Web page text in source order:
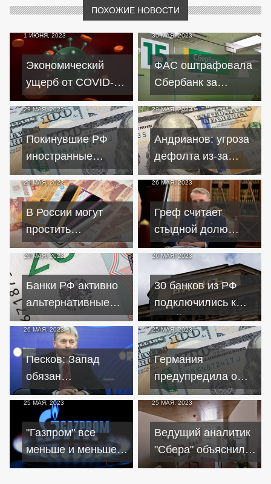
ПОХОЖИЕ НОВОСТИ
1 ИЮНЯ, 2023
Экономический
ущерб от COVID-19
в 2022 году
составил 1,6 трлн
рублей
30 МАЯ, 2023
ФАС оштрафовала
Сбербанк за
нарушение
рекламного
законодательства
29 МАЯ, 2023
Покинувшие РФ
иностранные
компании вывели
36 миллиардов
долларов
29 МАЯ, 2023
Андрианов: угроза
дефолта из-за
госдолга в США
перенесена на
будущее
29 МАЯ, 2023
В России могут
простить
гражданам РФ 2
триллиона долгов
по кредитам
26 МАЯ, 2023
Греф считает
стыдной долю
небольшого
бизнеса в ВВП
России в 20%
26 МАЯ, 2023
Банки РФ активно
альтернативные
источники прибыли
в смежных
областях
26 МАЯ, 2023
30 банков из РФ
подключились к
китайскому аналогу
SWIFT
26 МАЯ, 2023
Песков: Запад
обязан
разблокировать
российские активы
безо всяких
условий
25 МАЯ, 2023
Германия
предупредила о
приближающейся
мировой
экономической
войне
25 МАЯ, 2023
"Газпром" все
меньше и меньше
пополняет
25 МАЯ, 2023
Ведущий аналитик
"Сбера" объяснил,
почему снизились